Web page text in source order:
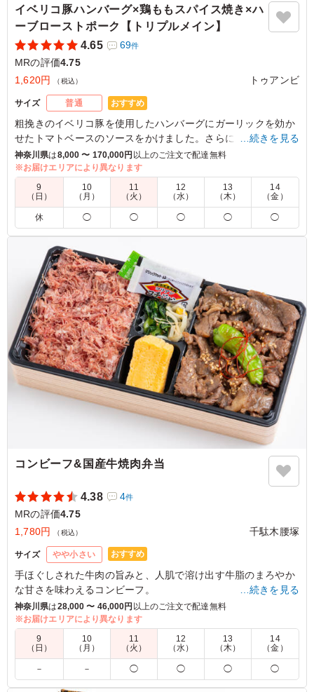
イベリコ豚ハンバーグ×鶏ももスパイス焼き×ハ
ーブローストポーク【トリプルメイン】
4.65
69件
MRの評価4.75
1,620円
（税込） トゥアンビ
サイズ 普通 おすすめ
粗挽きのイベリコ豚を使用したハンバーグにガーリックを効か
せたトマトベースのソースをかけました。さらに、クミンやコ
リアンダー、タイムなどで焼き上げた鶏もも肉スパイス焼き。
海鮮パエリアやごっはんの上に三元豚の肩肉にローズマリー等
で香りづけをし、低温で7時間じっくりと火入れしたハーブロ
ーストも。多彩な副菜と共に豪華なお弁当をお楽しみくださ
い。会議やおもてなしに最適です。
※クラシックプリン・クラシックプリンのティラミス仕立ての
追加は「ご飯の量」プルダウンより選択ください。
5.0 第一三共株式会社
イベリコ豚がとてもしっとりしていて、美味しく量もしっ
かり入っているので満足することができました。ご飯もち
ょうどいい量で野菜とも含めてバランスの良さを感じて、
最後までペロっと食べることができます。
ご利用シーン： 会食・接待›MR
神奈川県川崎市中原区木月 2026/05/08
…続きを見る
神奈川県は8,000 〜 170,000円 以上のご注文で配達無料
※お届けエリアにより異なります
9
（日）
10
（月）
11
（火）
12
（水）
13
（木）
14
（金）
休 ◯ ◯ ◯ ◯ ◯
コンビーフ&国産牛焼肉弁当
4.38 4件
MRの評価4.75
1,780円
（税込） 千駄木腰塚
サイズ やや小さい おすすめ
手ほぐしされた牛肉の旨みと、人肌で溶け出す牛脂のまろやか
な甘さを味わえるコンビーフ。
旨みのあるお肉を特製たれで仕上げた焼肉。
2つの味をお愉しみいただけます。
5.0
自慢のコンビーフがご飯の上に沢山まぶされていて、とて
も美味しいと好評でした。ナムルも美味しかったです。欲
…続きを見る
神奈川県は28,000 〜 46,000円 以上のご注文で配達無料
※お届けエリアにより異なります
9
（日）
10
（月）
11
（火）
12
（水）
13
（木）
14
（金）
－ － ◯ ◯ ◯ ◯